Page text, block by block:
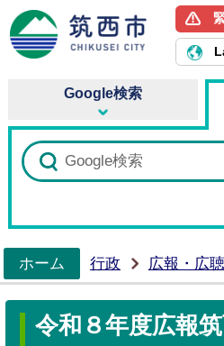
Google検索
ホーム
行政 広報・広聴
令和８年度広報